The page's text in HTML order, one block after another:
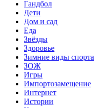
Гандбол
Дети
Дом и сад
Еда
Звёзды
Здоровье
Зимние виды спорта
ЗОЖ
Игры
Импортозамещение
Интернет
Истории